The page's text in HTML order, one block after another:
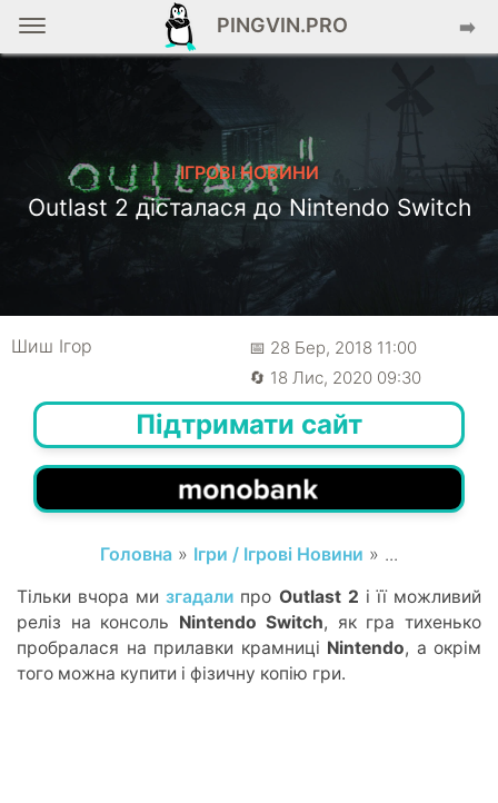
PINGVIN.PRO ➡️
ІГРОВІ НОВИНИ
Outlast 2 дісталася до Nintendo Switch
Шиш Ігор
📅 28 Бер, 2018 11:00
🔄 18 Лис, 2020 09:30
Підтримати сайт
Головна » Ігри / Ігрові Новини » ...
Тільки вчора мизгадали про Outlast 2 і її можливий
реліз на консоль Nintendo Switch, як гра тихенько
пробралася на прилавки крамниці Nintendo, а окрім
того можна купити і фізичну копію гри.